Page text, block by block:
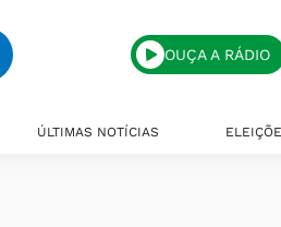
OUÇA A RÁDIO
ÚLTIMAS NOTÍCIAS